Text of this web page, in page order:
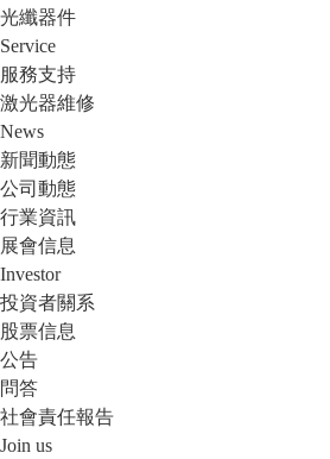
光纖器件
Service
服務支持
激光器維修
News
新聞動態
公司動態
行業資訊
展會信息
Investor
投資者關系
股票信息
公告
問答
社會責任報告
Join us